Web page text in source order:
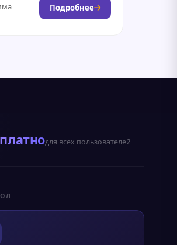
Подробнее
для всех пользователей